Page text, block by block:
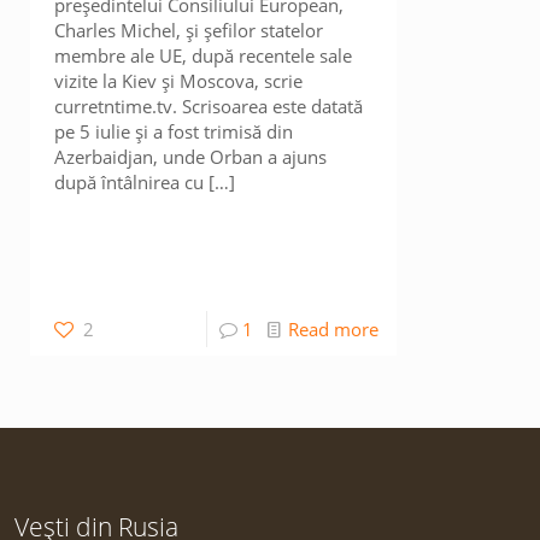
președintelui Consiliului European,
Charles Michel, și șefilor statelor
membre ale UE, după recentele sale
vizite la Kiev și Moscova, scrie
curretntime.tv. Scrisoarea este datată
pe 5 iulie și a fost trimisă din
Azerbaidjan, unde Orban a ajuns
după întâlnirea cu […]
2 1 Read more
Vești din Rusia